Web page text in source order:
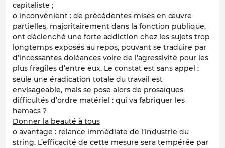
capitaliste ;
o inconvénient : de précédentes mises en œuvre
partielles, majoritairement dans la fonction publique,
ont déclenché une forte addiction chez les sujets trop
longtemps exposés au repos, pouvant se traduire par
d’incessantes doléances voire de l’agressivité pour les
plus fragiles d’entre eux. Le constat est sans appel :
seule une éradication totale du travail est
envisageable, mais se pose alors de prosaïques
difficultés d’ordre matériel : qui va fabriquer les
hamacs ?
Donner la beauté à tous
o avantage : relance immédiate de l’industrie du
string. L’efficacité de cette mesure sera tempérée par